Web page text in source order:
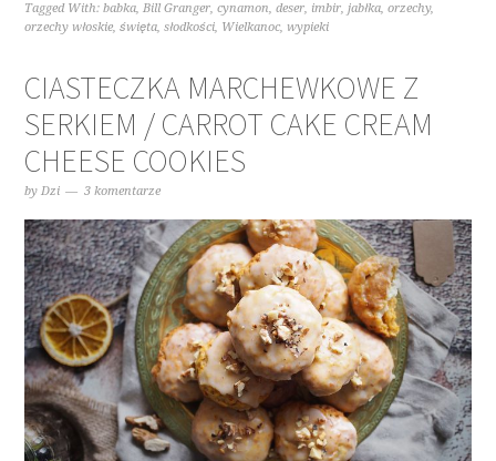
Tagged With:babka,Bill Granger,cynamon,deser, imbir,jabłka,orzechy,
orzechy włoskie,święta,słodkości, Wielkanoc,wypieki
CIASTECZKA MARCHEWKOWE Z
SERKIEM / CARROT CAKE CREAM
CHEESE COOKIES
byDzi 3 komentarze